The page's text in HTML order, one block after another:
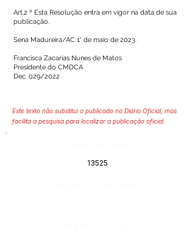
Art.2 º Esta Resolução entra em vigor na data de sua
publicação.
Sena Madureira/AC 1° de maio de 2023.
Francisca Zacarias Nunes de Matos
Presidente do CMDCA
Dec. 029/2022
Este texto não substitui o publicado no Diário Oficial, mas
facilita a pesquisa para localizar a publicação oficial.
13525